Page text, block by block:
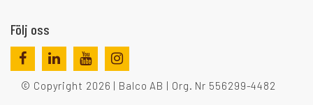
Följ oss
© Copyright 2026 | Balco AB | Org. Nr 556299-4482